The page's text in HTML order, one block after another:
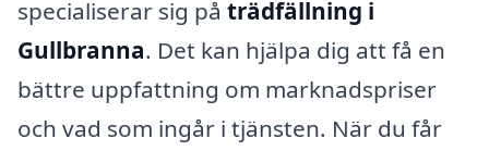
specialiserar sig på trädfällning i
Gullbranna. Det kan hjälpa dig att få en
bättre uppfattning om marknadspriser
och vad som ingår i tjänsten. När du får